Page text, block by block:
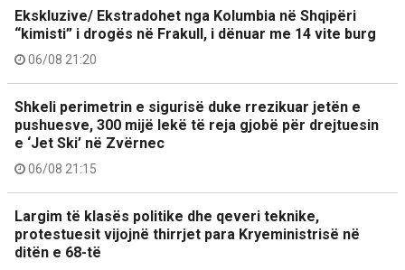
Ekskluzive/ Ekstradohet nga Kolumbia në Shqipëri
“kimisti” i drogës në Frakull, i dënuar me 14 vite burg
06/08 21:20
Shkeli perimetrin e sigurisë duke rrezikuar jetën e
pushuesve, 300 mijë lekë të reja gjobë për drejtuesin
e ‘Jet Ski’ në Zvërnec
06/08 21:15
Largim të klasës politike dhe qeveri teknike,
protestuesit vijojnë thirrjet para Kryeministrisë në
ditën e 68-të